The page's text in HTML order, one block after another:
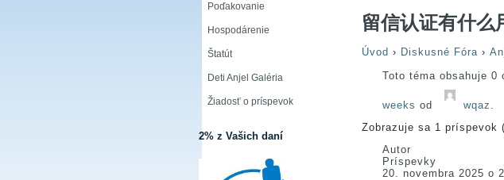
Poďakovanie
Hospodárenie
Štatút
Deti Anjel Galéria
Žiadosť o príspevok
2% z Vašich daní
留信认证有什么
Úvod › Diskusné Fóra ›
Toto téma obsahuje 0
weeks od wqaz .
Zobrazuje sa 1 príspevok
Autor
Príspevky
20. novembra 2025 o